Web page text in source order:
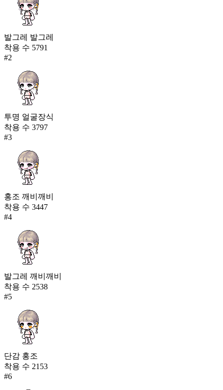
발그레 발그레
착용 수 5791
#2
투명 얼굴장식
착용 수 3797
#3
홍조 깨비깨비
착용 수 3447
#4
발그레 깨비깨비
착용 수 2538
#5
단감 홍조
착용 수 2153
#6